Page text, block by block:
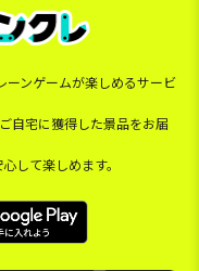
ーンゲームが楽しめるサービ
自宅に獲得した景品をお届
して楽しめます。